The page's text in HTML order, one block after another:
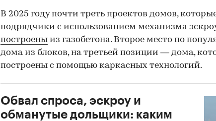
В 2025 году почти треть проектов домов,
подрядчики с использованием механизма
построены из газобетона. Второе место по
дома из блоков, на третьей позиции — дома,
построены с помощью каркасных технологий.
Обвал спроса, эскроу и
обманутые дольщики: каким